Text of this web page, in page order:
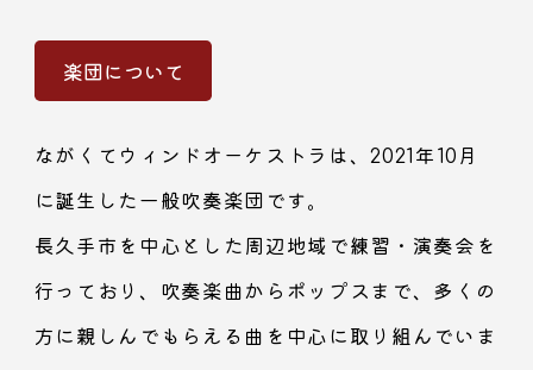
楽団について
ながくてウィンドオーケストラは、2021年10月
に誕生した一般吹奏楽団です。
長久手市を中心とした周辺地域で練習・演奏会を
行っており、​吹奏楽曲からポップスまで、多くの
方に親しんでもらえる曲を中心に取り組んでいま